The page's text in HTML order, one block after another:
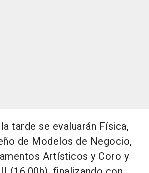
tarde se evaluarán Física,
de Modelos de Negocio,
Artísticos y Coro y